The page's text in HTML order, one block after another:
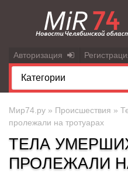
Авторизация
Мир74.ру » Происшествия »
пролежали на тротуарах
ТЕЛА
ПРОЛЕЖАЛИ